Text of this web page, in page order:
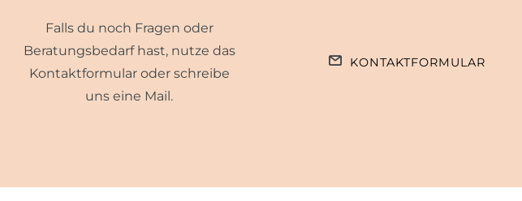
Falls du noch Fragen oder
Beratungsbedarf hast, nutze das
Kontaktformular oder schreibe
uns eine Mail.
KONTAKTFORMULAR